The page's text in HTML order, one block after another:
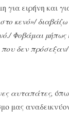
ειρήνη και
κενό»/
Φοβάμαι
δεν
αυταπάτες,
μας